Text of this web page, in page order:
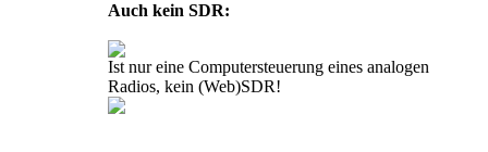
Auch kein SDR:
Ist nur eine Computersteuerung eines analogen
Radios, kein (Web)SDR!